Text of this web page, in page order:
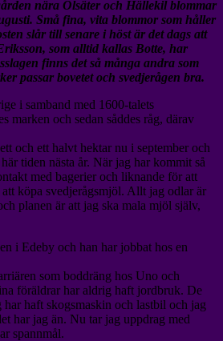
nära Olsäter och Hällekil blommar
Små fina, vita blommor som håller
slår till senare i höst är det dags att
som alltid kallas Botte, har
finns det så många andra som
passar bovetet och svedjerågen bra.
i samband med 1600-talets
marken och sedan såddes råg, därav
och ett halvt hektar nu i september och
tiden nästa år. När jag har kommit så
med bagerier och liknande för att
köpa svedjerågsmjöl. Allt jag odlar är
planen är att jag ska mala mjöl själv,
i Edeby och han har jobbat hos en
som boddräng hos Uno och
föräldrar har aldrig haft jordbruk. De
haft skogsmaskin och lastbil och jag
har jag än. Nu tar jag uppdrag med
spannmål.